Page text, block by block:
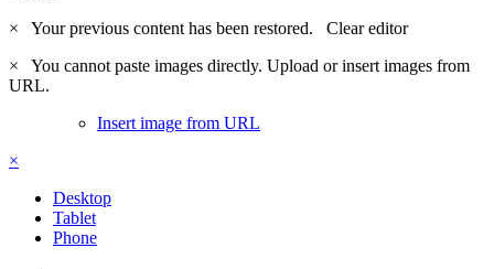
×
Your previous content has been restored. Clear editor
×
You cannot paste images directly. Upload or insert images from
URL.
Insert image from URL
×
Desktop
Tablet
Phone